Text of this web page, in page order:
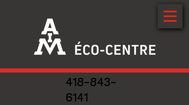
418-843-
6141